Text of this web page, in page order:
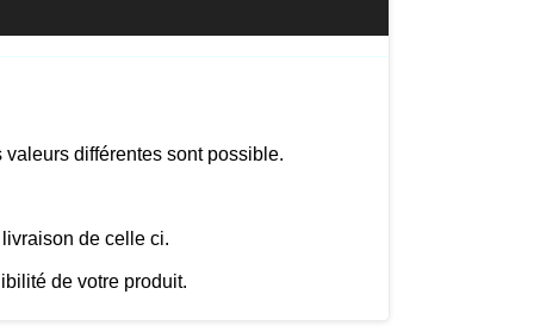
différentes sont possible.
de celle ci.
de votre produit.